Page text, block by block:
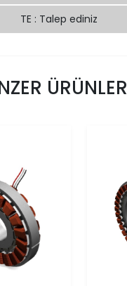
TE : Talep ediniz
ÜRÜNLER